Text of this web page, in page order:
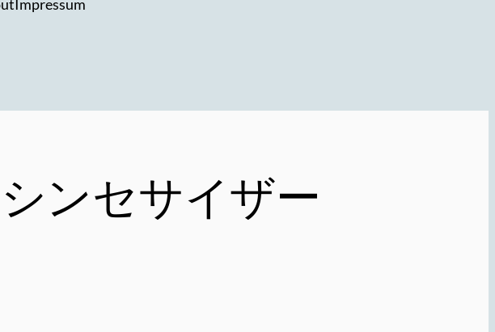
Impressum
ンセサイザー